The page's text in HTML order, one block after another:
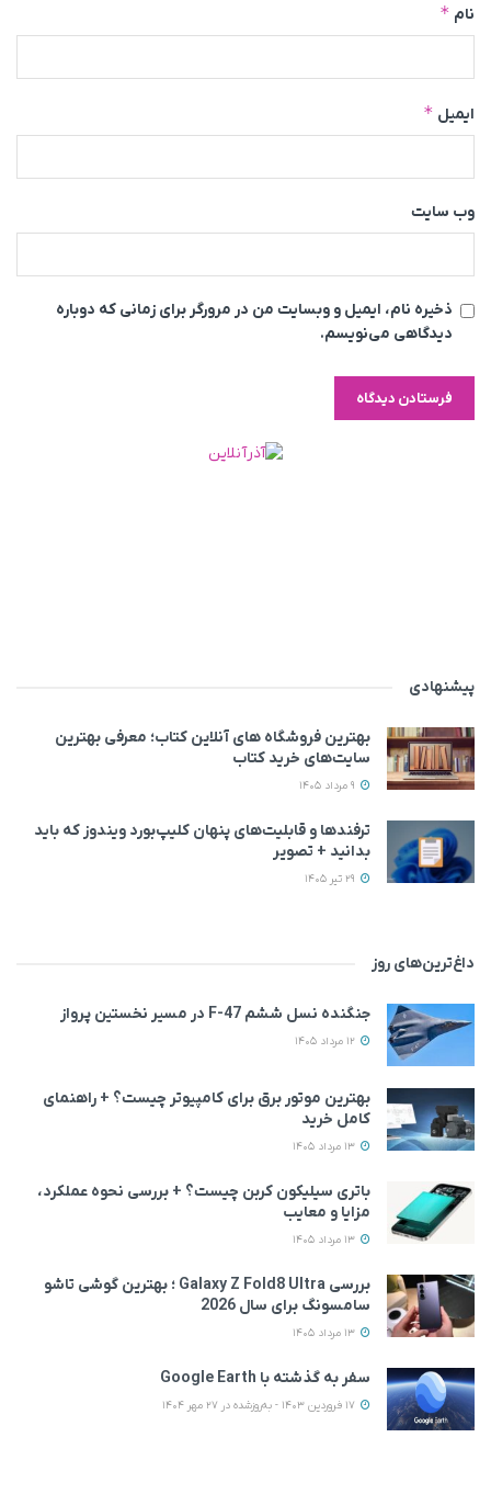
نام *
ایمیل *
وب‌ سایت
ذخیره نام، ایمیل و وبسایت من در مرورگر برای زمانی که دوباره
دیدگاهی می‌نویسم.
پیشنهادی
بهترین فروشگاه های آنلاین کتاب؛ معرفی بهترین
سایت‌های خرید کتاب
ترفندها و قابلیت‌های پنهان کلیپ‌بورد ویندوز که باید
بدانید + تصویر
داغ‌ترین‌های روز
جنگنده نسل ششم F-47 در مسیر نخستین پرواز
بهترین موتور برق برای کامپیوتر چیست؟ + راهنمای
کامل خرید
باتری سیلیکون کربن چیست؟ + بررسی نحوه عملکرد،
مزایا و معایب
بررسی Galaxy Z Fold8 Ultra ؛ بهترین گوشی تاشو
سامسونگ برای سال 2026
سفر به گذشته با Google Earth